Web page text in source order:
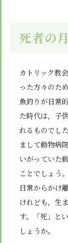
死者の月
カトリック教
った方々のた
魚釣りが日常
た時代は，子
れるものでし
まして動物病
いがっていた
ことでしょう
日常からかけ
けれども，生
す。「死」と
しょうか。